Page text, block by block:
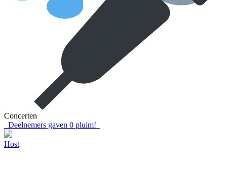
Concerten
Deelnemers gaven 0 pluim!
Host